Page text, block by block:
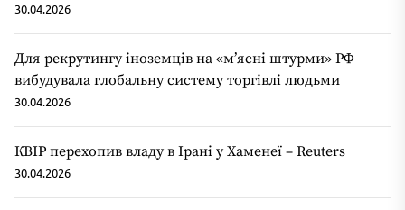
30.04.2026
Для рекрутингу іноземців на «мʼясні штурми» РФ
вибудувала глобальну систему торгівлі людьми
30.04.2026
КВІР перехопив владу в Ірані у Хаменеї – Reuters
30.04.2026